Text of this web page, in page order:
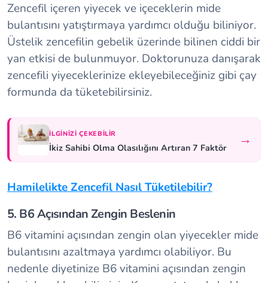
Zencefil içeren yiyecek ve içeceklerin mide
bulantısını yatıştırmaya yardımcı olduğu biliniyor.
Üstelik zencefilin gebelik üzerinde bilinen ciddi bir
yan etkisi de bulunmuyor. Doktorunuza danışarak
zencefili yiyeceklerinize ekleyebileceğiniz gibi çay
formunda da tüketebilirsiniz.
İLGINIZI ÇEKEBILIR
İkiz Sahibi Olma Olasılığını Artıran 7 Faktör →
Hamilelikte Zencefil Nasıl Tüketilebilir?
5. B6 Açısından Zengin Beslenin
B6 vitamini açısından zengin olan yiyecekler mide
bulantısını azaltmaya yardımcı olabiliyor. Bu
nedenle diyetinize B6 vitamini açısından zengin